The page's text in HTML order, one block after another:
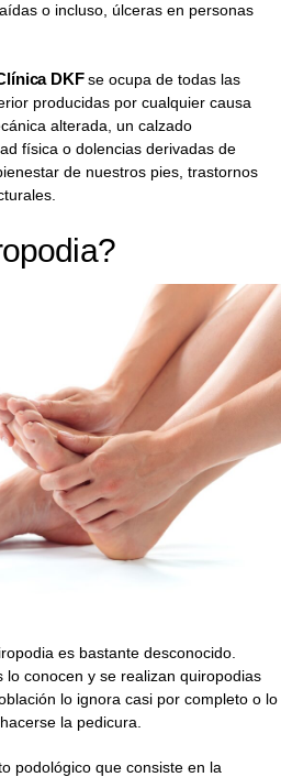
o incluso, úlceras en personas
DKFse ocupa de todas las
producidas por cualquier causa
alterada, un calzado
física o dolencias derivadas de
de nuestros pies, trastornos
es bastante desconocido.
lo conocen y se realizan quiropodias
lo ignora casi por completo o lo
la pedicura.
podológico que consiste en la